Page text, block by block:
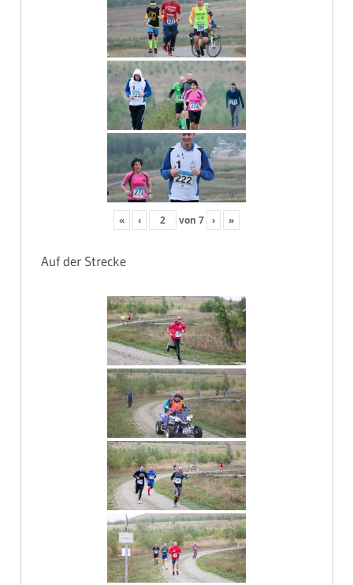
« ‹ von 7 › »
Auf der Strecke